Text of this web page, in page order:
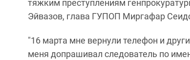
тяжким преступлениям
Эйвазов, глава ГУПОП Миргафар
"16 марта мне вернули телефон и
меня допрашивал следователь по